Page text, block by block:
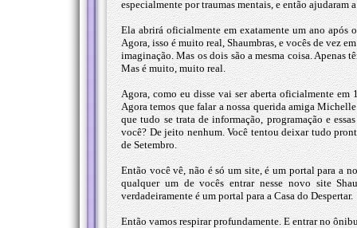
especialmente por traumas mentais, e então ajudaram
Ela abrirá oficialmente em exatamente um ano após
Agora, isso é muito real, Shaumbras, e vocês de vez
imaginação. Mas os dois são a mesma coisa. Apenas
Mas é muito, muito real.
Agora, como eu disse vai ser aberta oficialmente em
Agora temos que falar a nossa querida amiga
que tudo se trata de informação, programação e
você? De jeito nenhum. Você tentou deixar tudo
de Setembro.
Então você vê, não é só um site, é um portal para a
qualquer um de vocês entrar nesse novo site
verdadeiramente é um portal para a Casa do Despertar.
Então vamos respirar profundamente. E entrar no